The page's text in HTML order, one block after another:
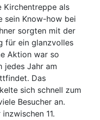
Kirchentreppe als
sein Know-how bei
sorgten mit der
für ein glanzvolles
Aktion war so
jedes Jahr am
Das
sich schnell zum
Besucher an.
11.